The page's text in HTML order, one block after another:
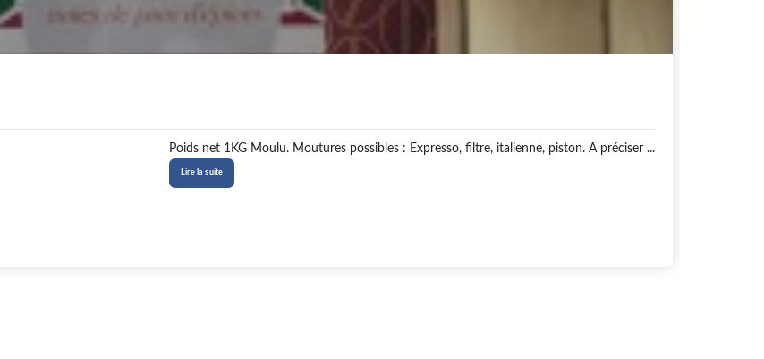
Poids net 1KG Moulu. Moutures possibles : Expresso, filtre, italienne, piston. A préciser ...
Lire la suite